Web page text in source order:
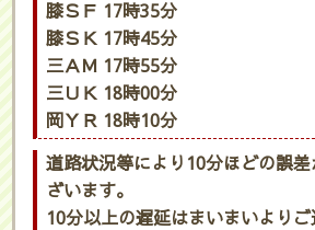
膝ＳＦ 17時35分
膝ＳＫ 17時45分
三ＡＭ 17時55分
三ＵＫ 18時00分
岡ＹＲ 18時10分
道路状況等により10分ほどの誤
ざいます。
10分以上の遅延はまいまいより